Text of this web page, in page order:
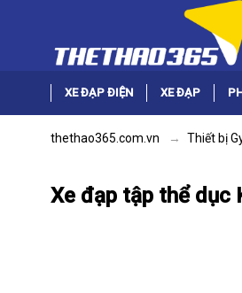
XE ĐẠP ĐIỆN XE ĐẠP
thethao365.com.vn Thiết bị
Xe đạp tập thể dục